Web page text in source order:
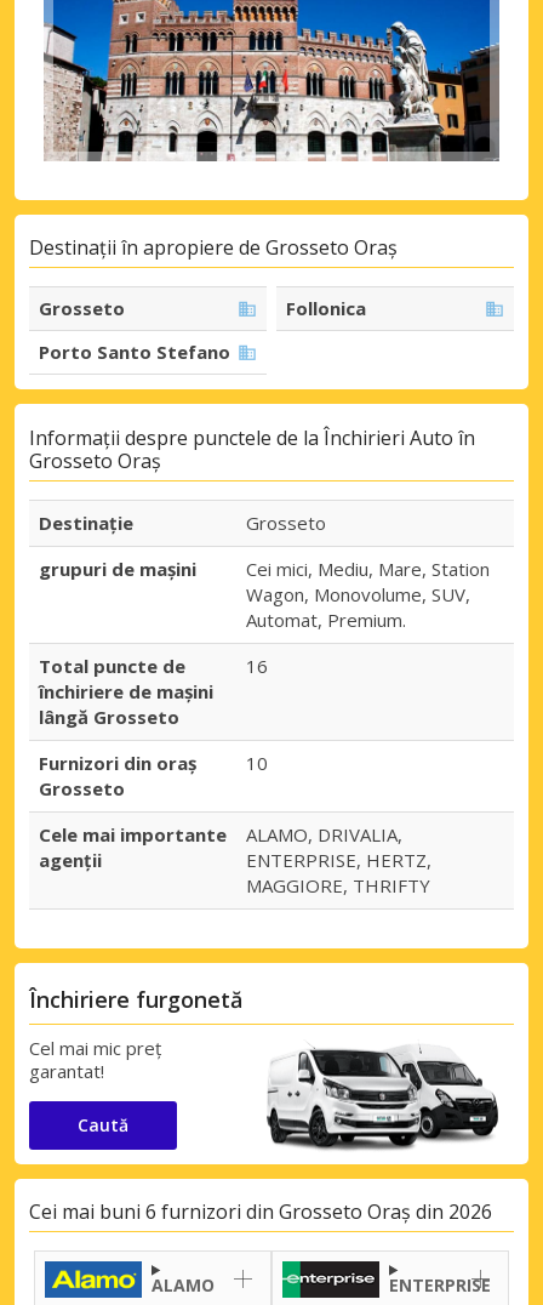
Destinații în apropiere de Grosseto Oraș
Grosseto
Follonica
Porto Santo Stefano
Informații despre punctele de la Închirieri Auto în
Grosseto Oraș
Destinaţie
Grosseto
grupuri de mașini
Cei mici, Mediu, Mare, Station
Wagon, Monovolume, SUV,
Automat, Premium.
Total puncte de
închiriere de mașini
lângă Grosseto
16
Furnizori din oraș
Grosseto
10
Cele mai importante
agenții
ALAMO, DRIVALIA,
ENTERPRISE, HERTZ,
MAGGIORE, THRIFTY
Închiriere furgonetă
Cel mai mic preț
garantat!
Caută
Cei mai buni 6 furnizori din Grosseto Oraș din 2026
ALAMO ENTERPRISE